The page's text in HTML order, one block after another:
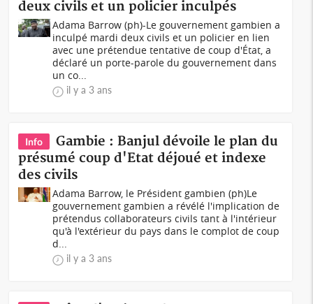
deux civils et un policier inculpés
Adama Barrow (ph)-Le gouvernement gambien a
inculpé mardi deux civils et un policier en lien
avec une prétendue tentative de coup d'État, a
déclaré un porte-parole du gouvernement dans
un co...
il y a 3 ans
Info
Gambie : Banjul dévoile le plan du
présumé coup d'Etat déjoué et indexe
des civils
Adama Barrow, le Président gambien (ph)Le
gouvernement gambien a révélé l'implication de
prétendus collaborateurs civils tant à l'intérieur
qu'à l'extérieur du pays dans le complot de coup
d...
il y a 3 ans